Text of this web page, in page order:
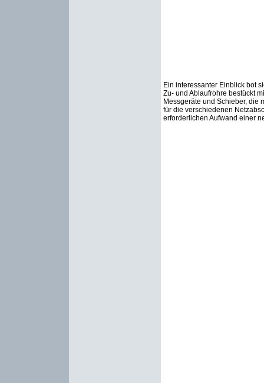
Ein interessanter Einblick bot
Zu- und Ablaufrohre bestückt
Messgeräte und Schieber, die
für die verschiedenen
erforderlichen Aufwand einer